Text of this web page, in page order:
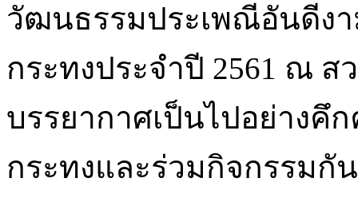
วัฒนธรรมประเพณีอันดีง
กระทงประจำปี 2561 ณ
บรรยากาศเป็นไปอย่างคึ
กระทงและร่วมกิจกรรมกั